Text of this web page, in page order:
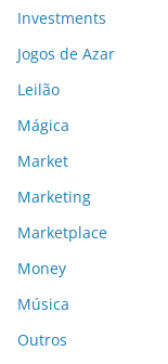
Investments
Jogos de Azar
Leilão
Mágica
Market
Marketing
Marketplace
Money
Música
Outros